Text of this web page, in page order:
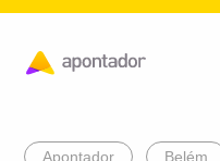
Apontador Belém